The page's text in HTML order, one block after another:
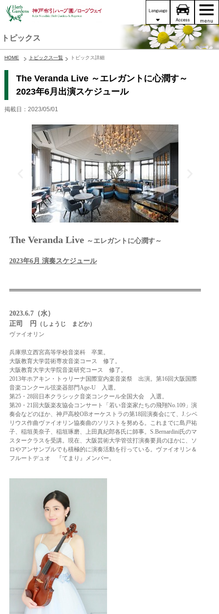
トピックス
HOME トピックス一覧 トピックス詳細
The Veranda Live ～エレガントに心潤す～
2023年6月出演スケジュール
掲載日：2023/05/01
The Veranda Live ～エレガントに心潤す～
2023年6月 演奏スケジュール
2023.6.7（水）
正司 円
（しょうじ まどか）
ヴァイオリン
兵庫県立西宮高等学校音楽科 卒業。
大阪教育大学芸術専攻音楽コース 修了。
大阪教育大学大学院音楽研究コース 修了。
2013年ホアキン・トゥリーナ国際室内楽音楽祭 出演。 第16回大阪国際
音楽コンクール弦楽器部門Age-U 入選。
第25・28回日本クラシック音楽コンクール全国大会 入選。
第20・21回大阪楽友協会コンサート「若い音楽家たちの飛翔No.109」演
奏会などのほか、 神戸高校OBオーケストラの第18回演奏会にて、J.シベ
リウス作曲ヴァイオリン協奏曲のソリストを努める。 これまでに島戸祐
子、稲垣美奈子、稲垣琢磨、上田真紀郎各氏に師事。 S.Bernardini氏のマ
スタークラスを受講。 現在、大阪芸術大学管弦打演奏要員のほかに、ソ
ロやアンサンブルでも積極的に演奏活動を行っている。 ヴァイオリン＆
フルートデュオ 『てまり』メンバー。